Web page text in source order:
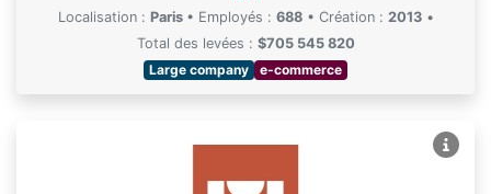
Localisation : Paris • Employés : 688 • Création : 2013 •
Total des levées : $705 545 820
Large company
e-commerce